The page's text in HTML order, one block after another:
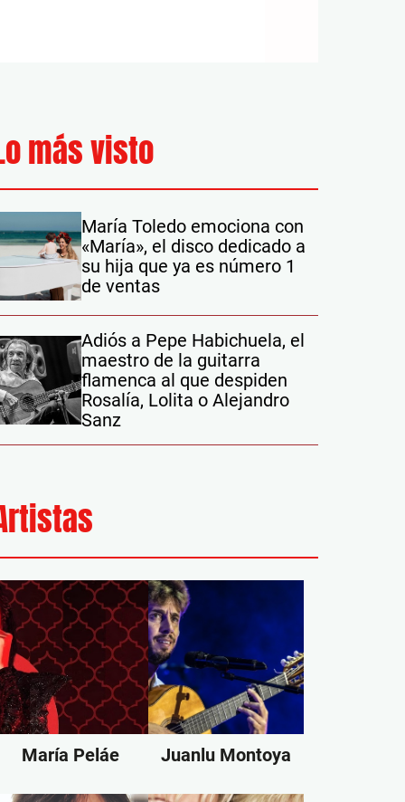
más visto
María Toledo emociona con
«María», el disco dedicado a
su hija que ya es número 1
de ventas
Adiós a Pepe Habichuela, el
maestro de la guitarra
flamenca al que despiden
Rosalía, Lolita o Alejandro
Sanz
María Peláe Juanlu Montoya